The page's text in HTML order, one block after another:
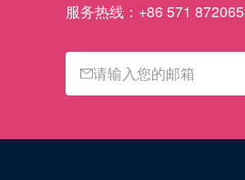
服务热线： +86 571